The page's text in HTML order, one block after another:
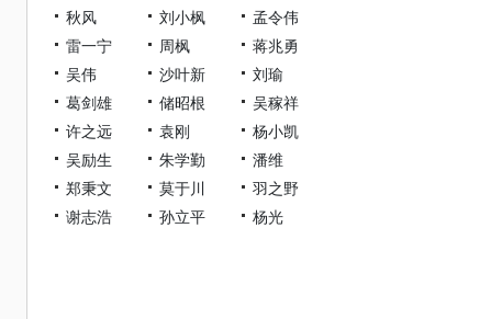
秋风
刘小枫
孟令伟
雷一宁
周枫
蒋兆勇
吴伟
沙叶新
刘瑜
葛剑雄
储昭根
吴稼祥
许之远
袁刚
杨小凯
吴励生
朱学勤
潘维
郑秉文
莫于川
羽之野
谢志浩
孙立平 杨光